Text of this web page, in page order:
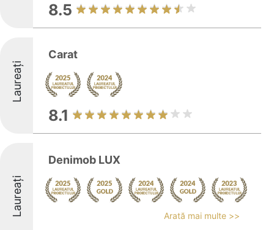
8.5
Laureați
Carat
8.1
Laureați
Denimob LUX
Arată mai multe >>